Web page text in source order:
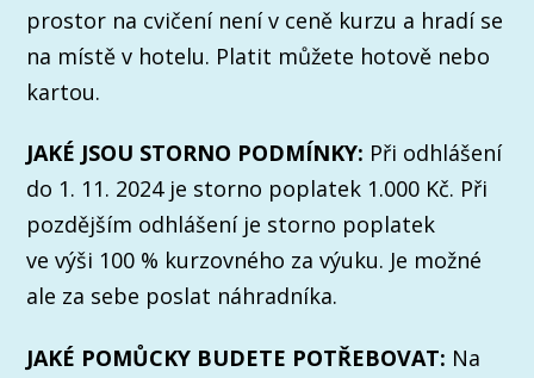
prostor na cvičení není v ceně kurzu a hradí se
na místě v hotelu. Platit můžete hotově nebo
kartou.
JAKÉ JSOU STORNO PODMÍNKY: Při odhlášení
do 1. 11. 2024 je storno poplatek 1.000 Kč. Při
pozdějším odhlášení je storno poplatek
ve výši 100 % kurzovného za výuku. Je možné
ale za sebe poslat náhradníka.
JAKÉ POMŮCKY BUDETE POTŘEBOVAT: Na